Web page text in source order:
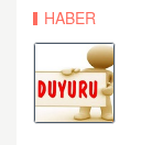
HABER